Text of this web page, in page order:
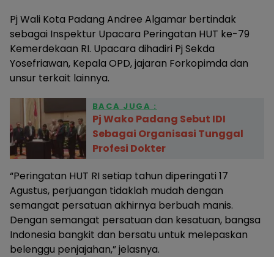
Pj Wali Kota Padang Andree Algamar bertindak
sebagai Inspektur Upacara Peringatan HUT ke-79
Kemerdekaan RI. Upacara dihadiri Pj Sekda
Yosefriawan, Kepala OPD, jajaran Forkopimda dan
unsur terkait lainnya.
BACA JUGA :
Pj Wako Padang Sebut IDI
Sebagai Organisasi Tunggal
Profesi Dokter
“Peringatan HUT RI setiap tahun diperingati 17
Agustus, perjuangan tidaklah mudah dengan
semangat persatuan akhirnya berbuah manis.
Dengan semangat persatuan dan kesatuan, bangsa
Indonesia bangkit dan bersatu untuk melepaskan
belenggu penjajahan,” jelasnya.